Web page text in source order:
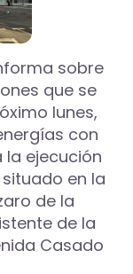
sobre
que se
lunes,
con
ejecución
en la
de la
de la
Casado